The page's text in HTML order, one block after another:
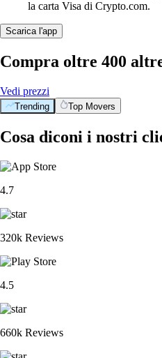
la carta Visa di Crypto.com.
Scarica l'app
Compra oltre 400
Vedi prezzi
Trending Top Movers
Cosa diconi i nostri
4.7
320k Reviews
4.5
660k Reviews